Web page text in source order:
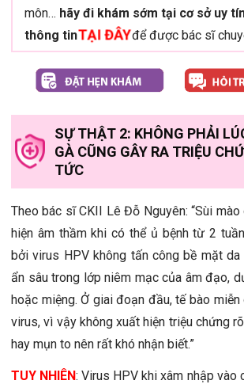
môn… hãy đi khám sớm tại cơ sở uy
thông tinTẠI ĐÂYđể được bác sĩ
SỰ THẬT 2: KHÔNG PHẢI
GÀ CŨNG GÂY RA TRIỆU
TỨC
Theo bác sĩ CKII Lê Đỗ Nguyên: “Sùi
hiện âm thầm khi có thể ủ bệnh từ 2
bởi virus HPV không tấn công bề mặt
ẩn sâu trong lớp niêm mạc của âm đạo,
hoặc miệng. Ở giai đoạn đầu, tế bào
virus, vì vậy không xuất hiện triệu chứng
hay mụn to nên rất khó nhận biết.”
TUY NHIÊN: Virus HPV khi xâm nhập vào